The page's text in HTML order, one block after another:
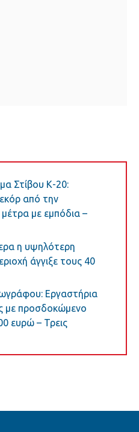
Στίβου Κ-20:
από την
με εμπόδια –
η υψηλότερη
άγγιξε τους 40
Εργαστήρια
με προσδοκώμενο
ευρώ – Τρεις